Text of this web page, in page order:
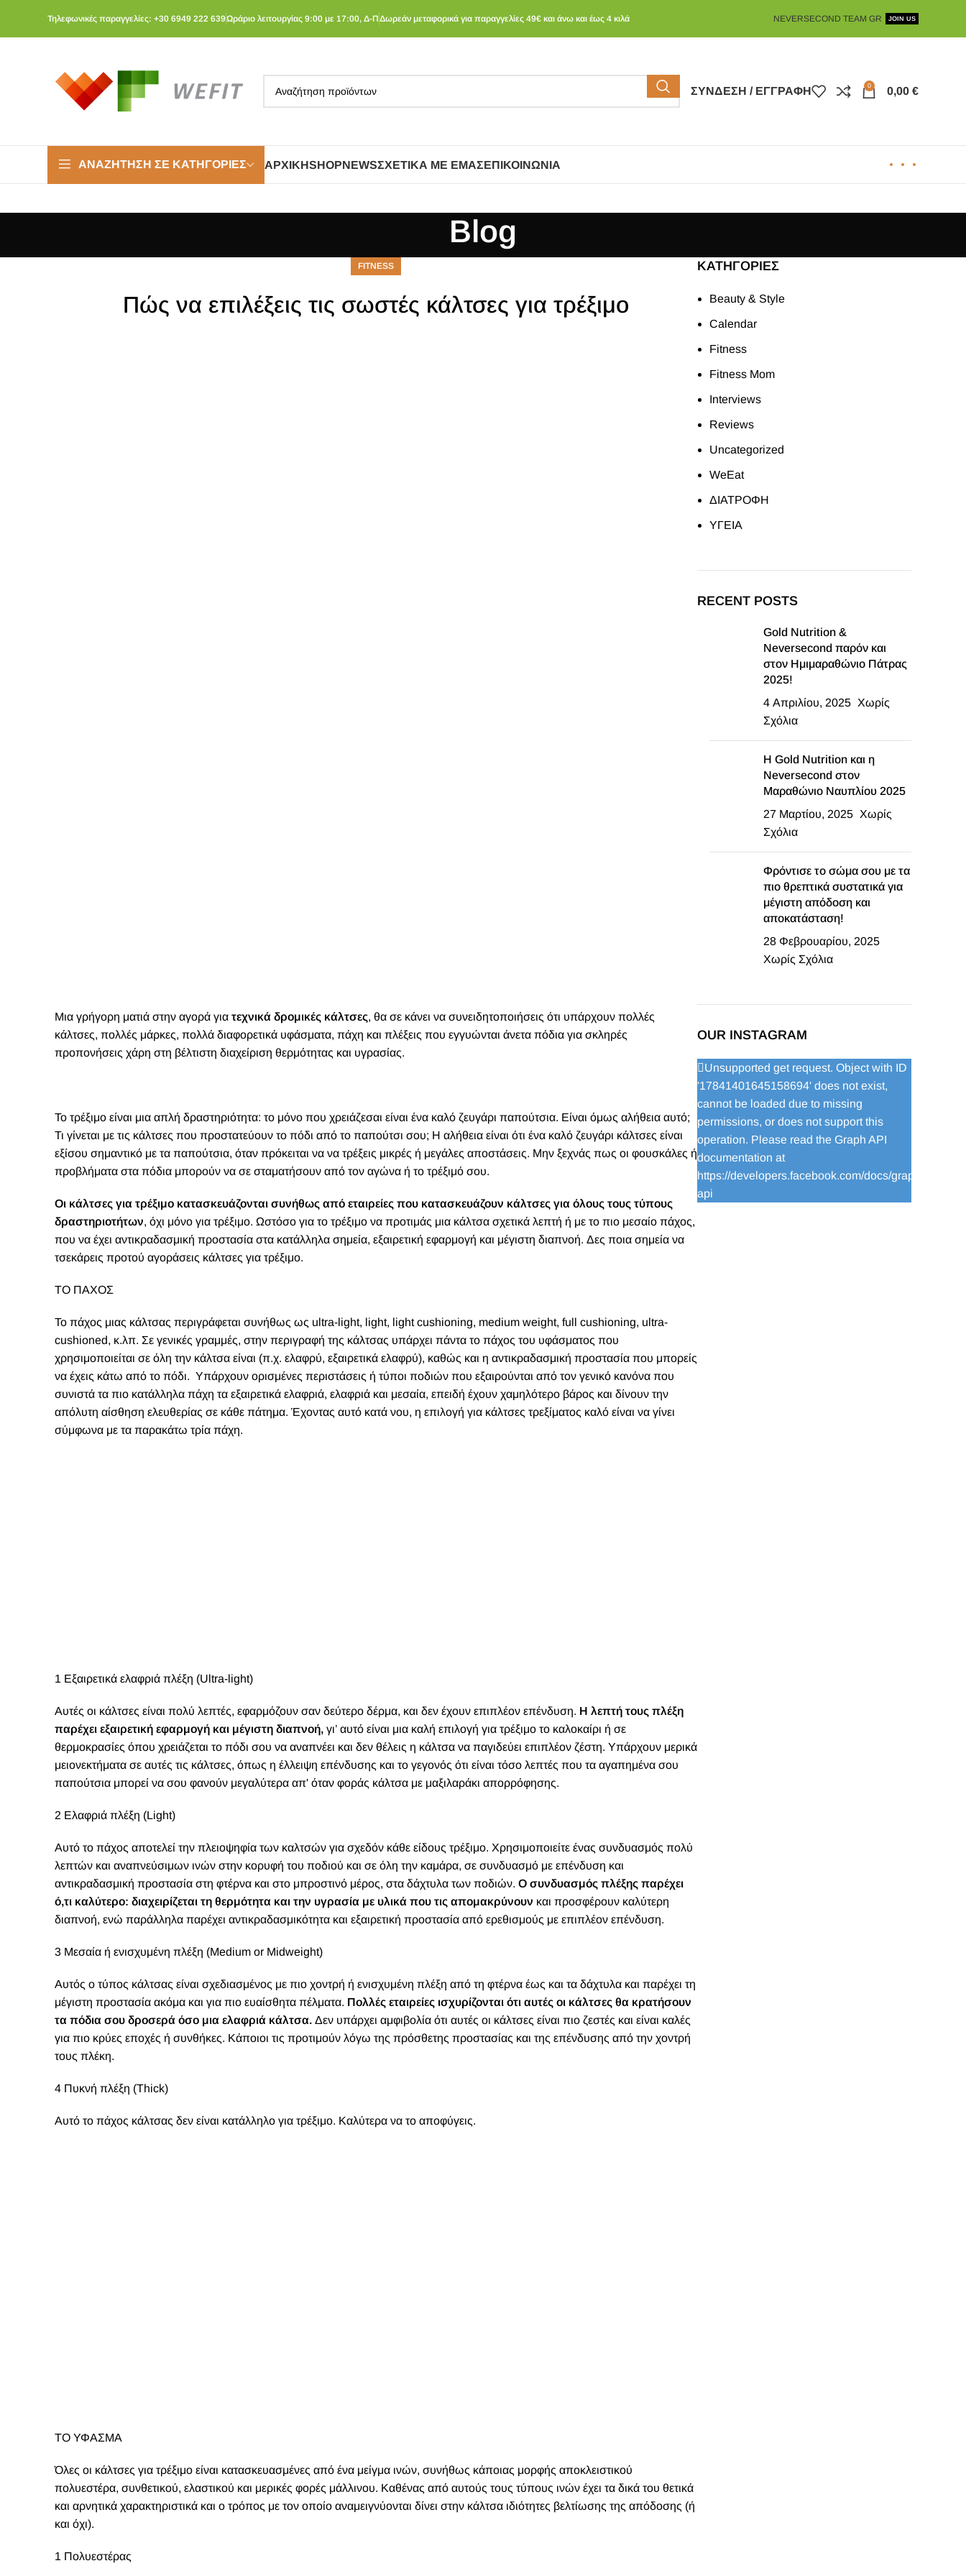
Τηλεφωνικές παραγγελίες: +30 6949 222 639Ωράριο λειτουργίας 9:00 με 17:00, Δ-ΠΔωρεάν μεταφορικά για παραγγελίες 49€ και άνω και έως 4 κιλά NEVERSECOND TEAM GR JOIN US
ΣΎΝΔΕΣΗ / ΕΓΓΡΑΦΉ 0 0,00 €
ΑΝΑΖΉΤΗΣΗ ΣΕ ΚΑΤΗΓΟΡΊΕΣ ΑΡΧΙΚΉSHOPNEWSΣΧΕΤΙΚΆ ΜΕ ΕΜΆΣΕΠΙΚΟΙΝΩΝΊΑ
Blog
FITNESS
Πώς να επιλέξεις τις σωστές κάλτσες για τρέξιμο
Μια γρήγορη ματιά στην αγορά για τεχνικά δρομικές κάλτσες, θα σε κάνει να συνειδητοποιήσεις ότι υπάρχουν πολλές
κάλτσες, πολλές μάρκες, πολλά διαφορετικά υφάσματα, πάχη και πλέξεις που εγγυώνται άνετα πόδια για σκληρές
προπονήσεις χάρη στη βέλτιστη διαχείριση θερμότητας και υγρασίας.
Το τρέξιμο είναι μια απλή δραστηριότητα: το μόνο που χρειάζεσαι είναι ένα καλό ζευγάρι παπούτσια. Είναι όμως αλήθεια αυτό;
Τι γίνεται με τις κάλτσες που προστατεύουν το πόδι από το παπούτσι σου; Η αλήθεια είναι ότι ένα καλό ζευγάρι κάλτσες είναι
εξίσου σημαντικό με τα παπούτσια, όταν πρόκειται να να τρέξεις μικρές ή μεγάλες αποστάσεις. Μην ξεχνάς πως οι φουσκάλες ή
προβλήματα στα πόδια μπορούν να σε σταματήσουν από τον αγώνα ή το τρέξιμό σου.
Οι κάλτσες για τρέξιμο κατασκευάζονται συνήθως από εταιρείες που κατασκευάζουν κάλτσες για όλους τους τύπους
δραστηριοτήτων, όχι μόνο για τρέξιμο. Ωστόσο για το τρέξιμο να προτιμάς μια κάλτσα σχετικά λεπτή ή με το πιο μεσαίο πάχος,
που να έχει αντικραδασμική προστασία στα κατάλληλα σημεία, εξαιρετική εφαρμογή και μέγιστη διαπνοή. Δες ποια σημεία να
τσεκάρεις προτού αγοράσεις κάλτσες για τρέξιμο.
ΤΟ ΠΑΧΟΣ
Το πάχος μιας κάλτσας περιγράφεται συνήθως ως ultra-light, light, light cushioning, medium weight, full cushioning, ultra-
cushioned, κ.λπ. Σε γενικές γραμμές, στην περιγραφή της κάλτσας υπάρχει πάντα το πάχος του υφάσματος που
χρησιμοποιείται σε όλη την κάλτσα είναι (π.χ. ελαφρύ, εξαιρετικά ελαφρύ), καθώς και η αντικραδασμική προστασία που μπορείς
να έχεις κάτω από το πόδι. Υπάρχουν ορισμένες περιστάσεις ή τύποι ποδιών που εξαιρούνται από τον γενικό κανόνα που
συνιστά τα πιο κατάλληλα πάχη τα εξαιρετικά ελαφριά, ελαφριά και μεσαία, επειδή έχουν χαμηλότερο βάρος και δίνουν την
απόλυτη αίσθηση ελευθερίας σε κάθε πάτημα. Έχοντας αυτό κατά νου, η επιλογή για κάλτσες τρεξίματος καλό είναι να γίνει
σύμφωνα με τα παρακάτω τρία πάχη.
1 Εξαιρετικά ελαφριά πλέξη (Ultra-light)
Αυτές οι κάλτσες είναι πολύ λεπτές, εφαρμόζουν σαν δεύτερο δέρμα, και δεν έχουν επιπλέον επένδυση. Η λεπτή τους πλέξη
παρέχει εξαιρετική εφαρμογή και μέγιστη διαπνοή, γι’ αυτό είναι μια καλή επιλογή για τρέξιμο το καλοκαίρι ή σε
θερμοκρασίες όπου χρειάζεται το πόδι σου να αναπνέει και δεν θέλεις η κάλτσα να παγιδεύει επιπλέον ζέστη. Υπάρχουν μερικά
μειονεκτήματα σε αυτές τις κάλτσες, όπως η έλλειψη επένδυσης και το γεγονός ότι είναι τόσο λεπτές που τα αγαπημένα σου
παπούτσια μπορεί να σου φανούν μεγαλύτερα απ' όταν φοράς κάλτσα με μαξιλαράκι απορρόφησης.
2 Ελαφριά πλέξη (Light)
Αυτό το πάχος αποτελεί την πλειοψηφία των καλτσών για σχεδόν κάθε είδους τρέξιμο. Χρησιμοποιείτε ένας συνδυασμός πολύ
λεπτών και αναπνεύσιμων ινών στην κορυφή του ποδιού και σε όλη την καμάρα, σε συνδυασμό με επένδυση και
αντικραδασμική προστασία στη φτέρνα και στο μπροστινό μέρος, στα δάχτυλα των ποδιών. Ο συνδυασμός πλέξης παρέχει
ό,τι καλύτερο: διαχειρίζεται τη θερμότητα και την υγρασία με υλικά που τις απομακρύνουν και προσφέρουν καλύτερη
διαπνοή, ενώ παράλληλα παρέχει αντικραδασμικότητα και εξαιρετική προστασία από ερεθισμούς με επιπλέον επένδυση.
3 Μεσαία ή ενισχυμένη πλέξη (Medium or Midweight)
Αυτός ο τύπος κάλτσας είναι σχεδιασμένος με πιο χοντρή ή ενισχυμένη πλέξη από τη φτέρνα έως και τα δάχτυλα και παρέχει τη
μέγιστη προστασία ακόμα και για πιο ευαίσθητα πέλματα. Πολλές εταιρείες ισχυρίζονται ότι αυτές οι κάλτσες θα κρατήσουν
τα πόδια σου δροσερά όσο μια ελαφριά κάλτσα. Δεν υπάρχει αμφιβολία ότι αυτές οι κάλτσες είναι πιο ζεστές και είναι καλές
για πιο κρύες εποχές ή συνθήκες. Κάποιοι τις προτιμούν λόγω της πρόσθετης προστασίας και της επένδυσης από την χοντρή
τους πλέκη.
4 Πυκνή πλέξη (Thick)
Αυτό το πάχος κάλτσας δεν είναι κατάλληλο για τρέξιμο. Καλύτερα να το αποφύγεις.
ΤΟ ΥΦΑΣΜΑ
Όλες οι κάλτσες για τρέξιμο είναι κατασκευασμένες από ένα μείγμα ινών, συνήθως κάποιας μορφής αποκλειστικού
πολυεστέρα, συνθετικού, ελαστικού και μερικές φορές μάλλινου. Καθένας από αυτούς τους τύπους ινών έχει τα δικά του θετικά
και αρνητικά χαρακτηριστικά και ο τρόπος με τον οποίο αναμειγνύονται δίνει στην κάλτσα ιδιότητες βελτίωσης της απόδοσης (ή
και όχι).
1 Πολυεστέρας
KΑΤΗΓΟΡΊΕΣ
Beauty & Style
Calendar
Fitness
Fitness Mom
Interviews
Reviews
Uncategorized
WeEat
ΔΙΑΤΡΟΦΗ
ΥΓΕΙΑ
RECENT POSTS
Gold Nutrition &
Neversecond παρόν και
στον Ημιμαραθώνιο Πάτρας
2025!
4 Απριλίου, 2025 Χωρίς
Σχόλια
Η Gold Nutrition και η
Neversecond στον
Μαραθώνιο Ναυπλίου 2025
27 Μαρτίου, 2025 Χωρίς
Σχόλια
Φρόντισε το σώμα σου με τα
πιο θρεπτικά συστατικά για
μέγιστη απόδοση και
αποκατάσταση!
28 Φεβρουαρίου, 2025
Χωρίς Σχόλια
OUR INSTAGRAM
Unsupported get request. Object with ID
'17841401645158694' does not exist,
cannot be loaded due to missing
permissions, or does not support this
operation. Please read the Graph API
documentation at
https://developers.facebook.com/docs/graph-
api